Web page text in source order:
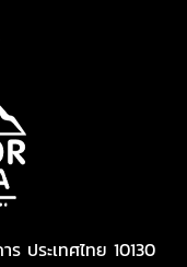
ประเทศไทย 10130